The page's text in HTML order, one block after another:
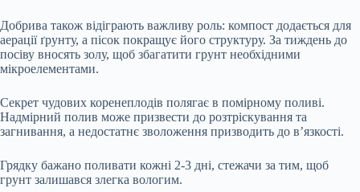
Добрива також відіграють важливу роль: компост додається для
аерації ґрунту, а пісок покращує його структуру. За тиждень до
посіву вносять золу, щоб збагатити грунт необхідними
мікроелементами.
Секрет чудових коренеплодів полягає в помірному поливі.
Надмірний полив може призвести до розтріскування та
загнивання, а недостатнє зволоження призводить до в’язкості.
Грядку бажано поливати кожні 2-3 дні, стежачи за тим, щоб
грунт залишався злегка вологим.